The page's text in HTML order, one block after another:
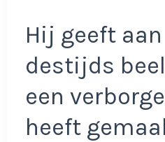
Hij geeft
destijds
een
heeft